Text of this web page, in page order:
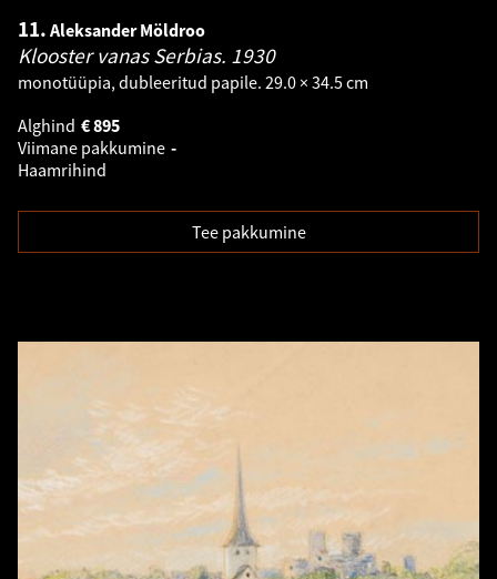
11. Aleksander Möldroo
Klooster vanas Serbias. 1930
monotüüpia, dubleeritud papile. 29.0 × 34.5 cm
Alghind
895
€
Viimane pakkumine -
Haamrihind
Tee pakkumine